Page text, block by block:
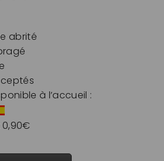
abrité
à l’accueil :